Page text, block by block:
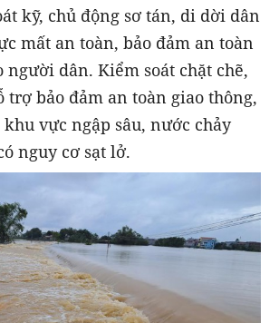
kỹ, chủ động sơ tán, di dời dân
mất an toàn, bảo đảm an toàn
người dân. Kiểm soát chặt chẽ,
trợ bảo đảm an toàn giao thông,
vực ngập sâu, nước chảy
nguy cơ sạt lở.